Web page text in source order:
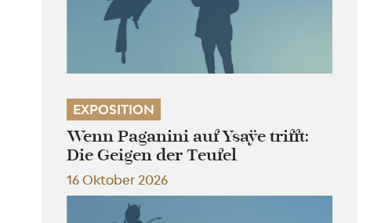
EXPOSITION
Wenn Paganini auf Ysaÿe trifft:
Die Geigen der Teufel
16 Oktober 2026